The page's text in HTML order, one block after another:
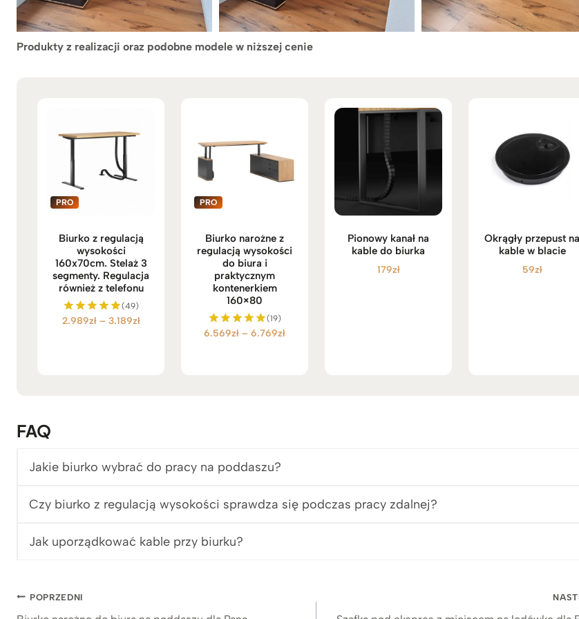
Produkty z realizacji oraz podobne modele w niższej cenie
Biurko z regulacją
wysokości
160x70cm. Stelaż 3
segmenty. Regulacja
również z telefonu
Oceniono
(49)
2.989zł – 3.189złZ
o
2
8
Biurko narożne z
regulacją wysokości
do biura i
praktycznym
kontenerkiem
160×80
Oceniono
(19)
6.569zł – 6.769złZ
d
Pionowy kanał na
kable do biurka
179zł
Okrągły przepust na
kable w blacie
59zł
FAQ
Jakie biurko wybrać do pracy na poddaszu?
Czy biurko z regulacją wysokości sprawdza się podczas pracy zdalnej?
Jak uporządkować kable przy biurku?
Nawigacja
POPRZEDNI